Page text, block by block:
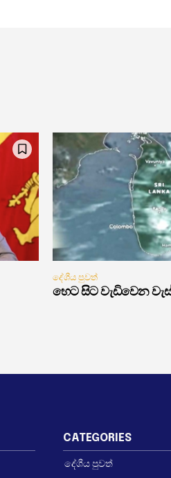
දේශීය පුවත්
හෙට සිට වැඩිවෙන
CATEGORIES
දේශීය පුවත්